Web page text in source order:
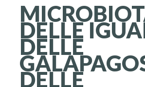
DELLE
DELLE
DELLE